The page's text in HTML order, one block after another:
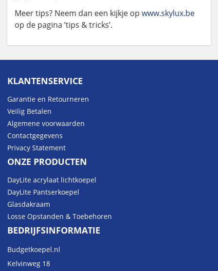
Meer tips? Neem dan een kijkje op www.skylux.be
op de pagina ’tips & tricks’.
KLANTENSERVICE
Garantie en Retourneren
Veilig Betalen
Algemene voorwaarden
Contactgegevens
Privacy Statement
ONZE PRODUCTEN
DayLite acrylaat lichtkoepel
DayLite Pantserkoepel
Glasdakraam
Losse Opstanden & Toebehoren
BEDRIJFSINFORMATIE
Budgetkoepel.nl
Kelvinweg 18